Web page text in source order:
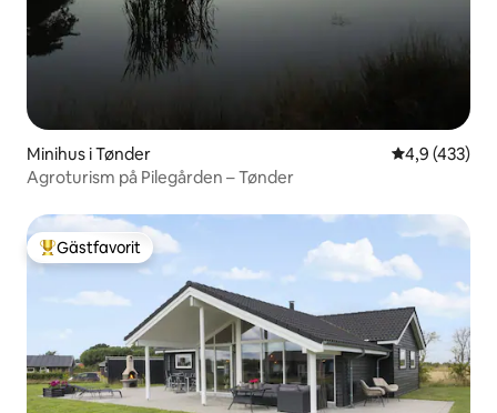
Minihus i Tønder 4,9 av 5 i
4,9 (433)
Agroturism på Pilegården – Tønder
Populär gästfavorit
Gästfavorit